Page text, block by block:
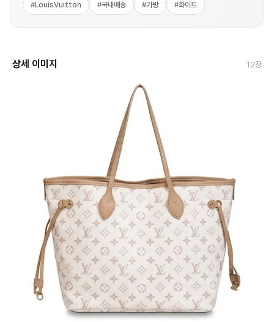
#LouisVuitton #국내배송 #가방 #화이트
상세 이미지 12장